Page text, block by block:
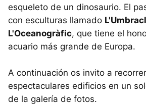
esqueleto de un dinosaurio. El
con esculturas llamado
L'Oceanogràfic, que tiene el
acuario más grande de Europa.
A continuación os invito a
espectaculares edificios en un
de la galería de fotos.